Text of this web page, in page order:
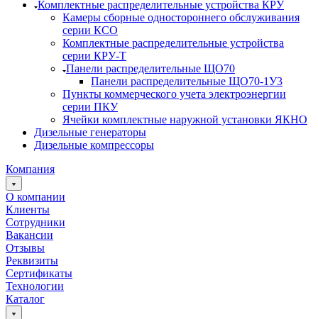
Комплектные распределительные устройства КРУ
Камеры сборные одностороннего обслуживания
серии КСО
Комплектные распределительные устройства
серии КРУ-Т
Панели распределительные ЩО70
Панели распределительные ЩО70-1У3
Пункты коммерческого учета электроэнергии
серии ПКУ
Ячейки комплектные наружной установки ЯКНО
Дизельные генераторы
Дизельные компрессоры
Компания
О компании
Клиенты
Сотрудники
Вакансии
Отзывы
Реквизиты
Сертификаты
Технологии
Каталог